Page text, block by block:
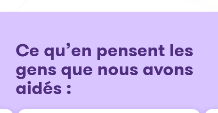
Ce qu’en pensent les
gens que nous avons
aidés :